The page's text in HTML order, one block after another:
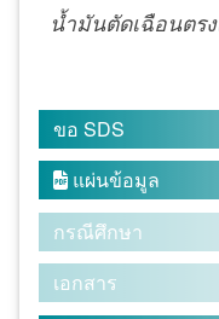
น้ำมันตัดเฉือนตร
ขอ SDS
 แผ่นข้อมูล
กรณีศึกษา
เอกสาร